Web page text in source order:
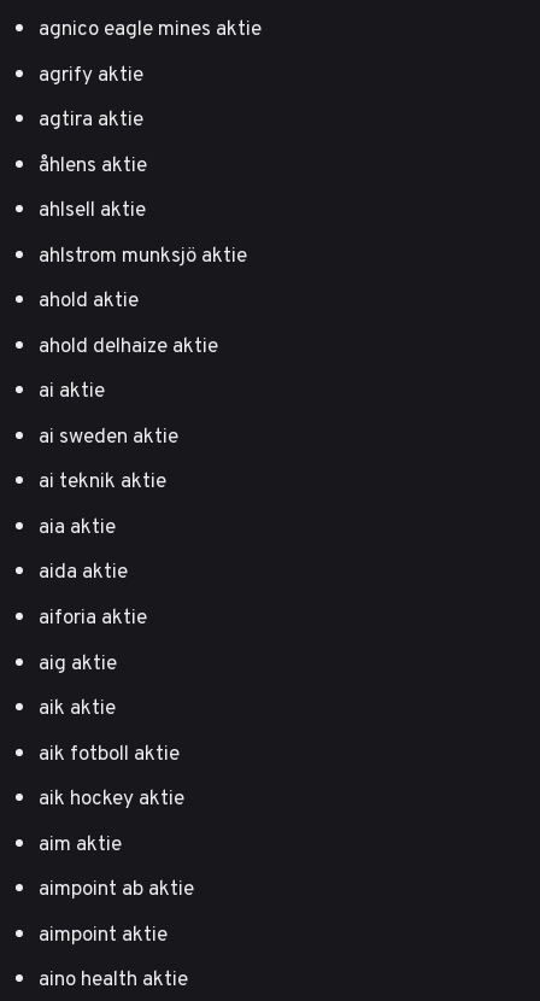
agnico eagle mines aktie
agrify aktie
agtira aktie
åhlens aktie
ahlsell aktie
ahlstrom munksjö aktie
ahold aktie
ahold delhaize aktie
ai aktie
ai sweden aktie
ai teknik aktie
aia aktie
aida aktie
aiforia aktie
aig aktie
aik aktie
aik fotboll aktie
aik hockey aktie
aim aktie
aimpoint ab aktie
aimpoint aktie
aino health aktie